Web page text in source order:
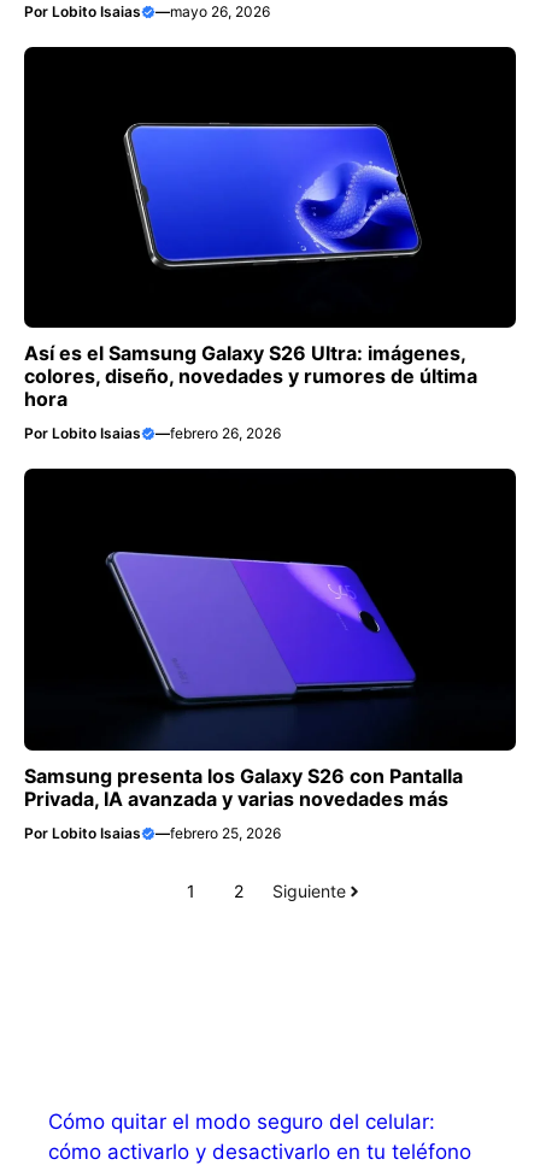
Por Lobito Isaias —mayo 26, 2026
Así es el Samsung Galaxy S26 Ultra: imágenes,
colores, diseño, novedades y rumores de última
hora
Por Lobito Isaias —febrero 26, 2026
Samsung presenta los Galaxy S26 con Pantalla
Privada, IA avanzada y varias novedades más
Por Lobito Isaias —febrero 25, 2026
1 2 Siguiente
Cómo quitar el modo seguro del celular:
cómo activarlo y desactivarlo en tu teléfono